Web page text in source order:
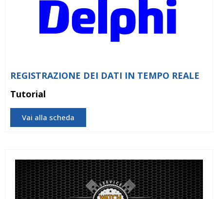
REGISTRAZIONE DEI DATI IN TEMPO REALE
Tutorial
Vai alla scheda